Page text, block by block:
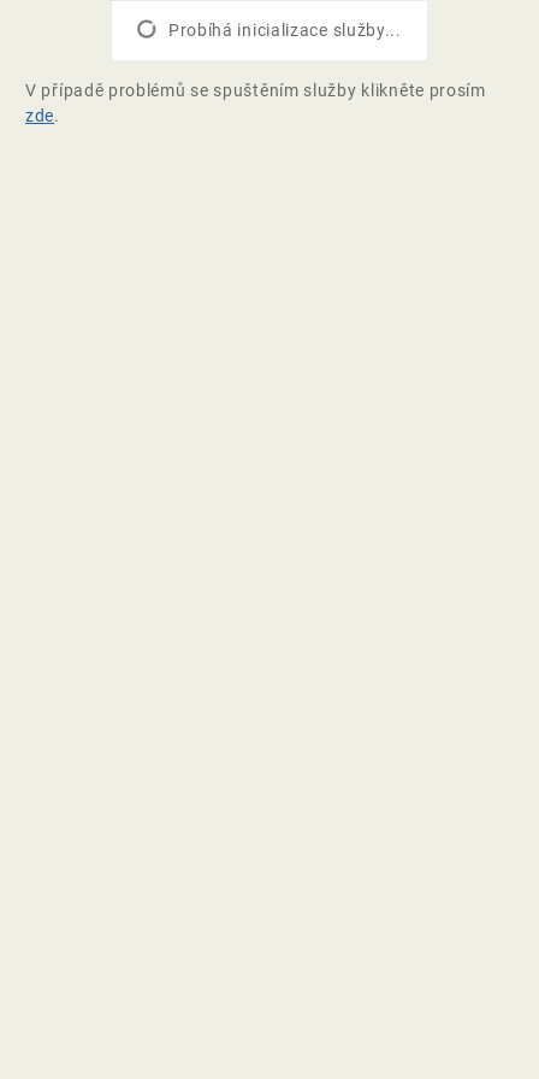
Probíhá inicializace služby...
V případě problémů se spuštěním služby klikněte prosím
zde.